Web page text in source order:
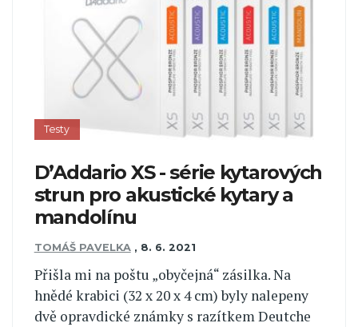
Testy
D’Addario XS - série kytarových
strun pro akustické kytary a
mandolínu
TOMÁŠ PAVELKA , 8. 6. 2021
Přišla mi na poštu „obyčejná“ zásilka. Na
hnědé krabici (32 x 20 x 4 cm) byly nalepeny
dvě opravdické známky s razítkem Deutche